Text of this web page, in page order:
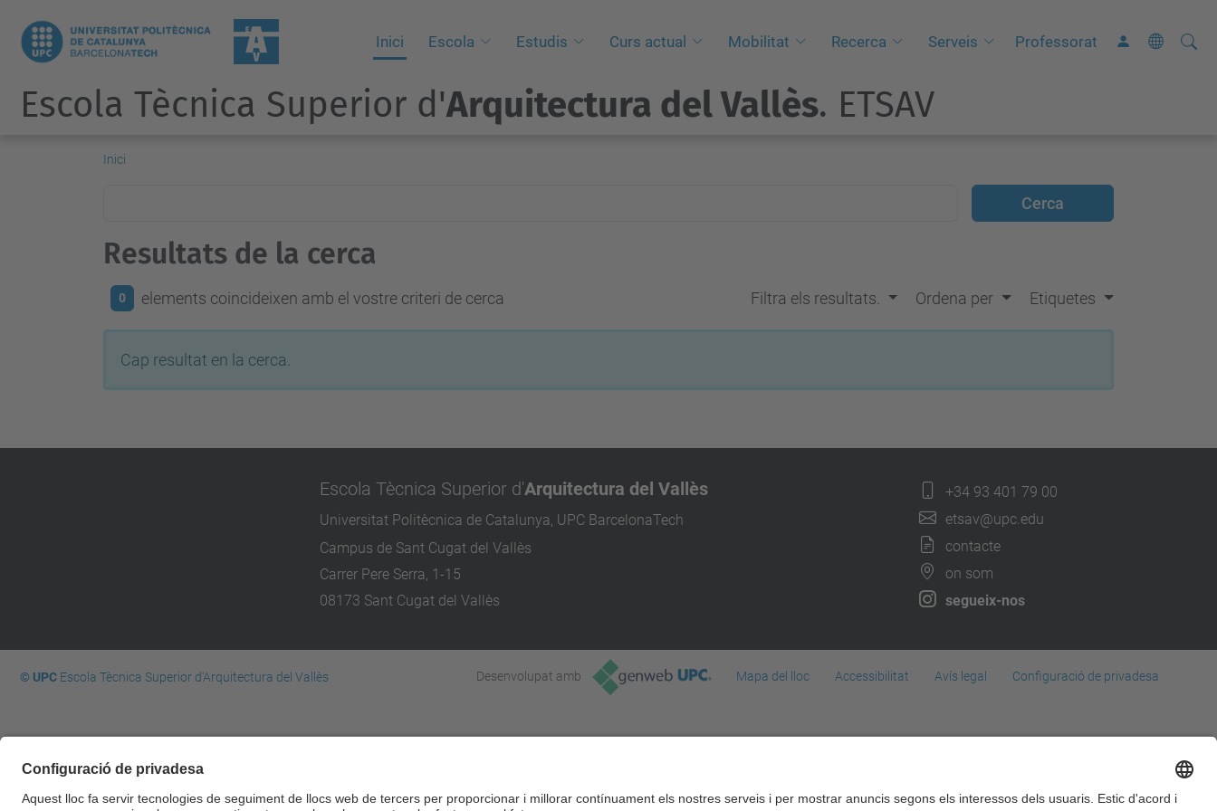
Inici Escola Estudis Curs actual Mobilitat Recerca Serveis Professorat Cerca
C
Escola Tècnica Superior d'Arquitectura del Vallès. ETSAV
Inici
Resultats de la cerca
0 elements coincideixen amb el vostre criteri de cerca Filtra els resultats. Ordena per Etiquetes
Cap resultat en la cerca.
Escola Tècnica Superior d'Arquitectura del Vallès
Universitat Politècnica de Catalunya, UPC BarcelonaTech
Campus de Sant Cugat del Vallès
Carrer Pere Serra, 1-15
08173 Sant Cugat del Vallès
+34 93 401 79 00
etsav@upc.edu
contacte
on som
segueix-nos
© UPCEscola Tècnica Superior d'Arquitectura del Vallès Desenvolupat amb Mapa del lloc Accessibilitat Avís legal Configuració de privadesa